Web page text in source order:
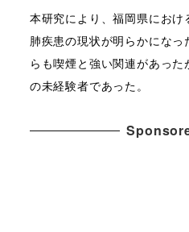
本研究により、福岡県にお
肺疾患の現状が明らかになっ
らも喫煙と強い関連があった
の未経験者であった。